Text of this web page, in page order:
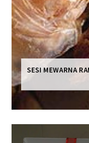
SESI MEWARNA